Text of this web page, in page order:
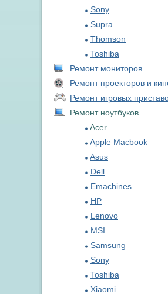
Sony
Supra
Thomson
Toshiba
Ремонт мониторов
Ремонт проекторов и
Ремонт игровых
Ремонт ноутбуков
Acer
Apple Macbook
Asus
Dell
Emachines
HP
Lenovo
MSI
Samsung
Sony
Toshiba
Xiaomi